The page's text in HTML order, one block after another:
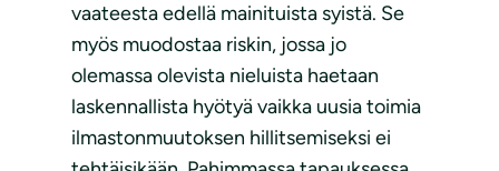
vaateesta edellä mainituista syistä. Se
myös muodostaa riskin, jossa jo
olemassa olevista nieluista haetaan
laskennallista hyötyä vaikka uusia toimia
ilmastonmuutoksen hillitsemiseksi ei